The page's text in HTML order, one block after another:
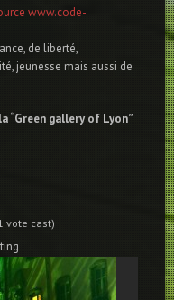
www.code-
de liberté,
jeunesse mais aussi de
“Green gallery of Lyon”
vote cast)